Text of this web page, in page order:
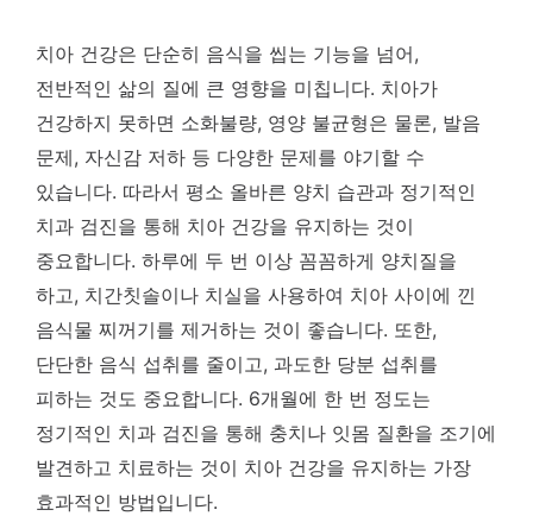
치아 건강은 단순히 음식을 씹는 기능을 넘어,
전반적인 삶의 질에 큰 영향을 미칩니다. 치아가
건강하지 못하면 소화불량, 영양 불균형은 물론, 발음
문제, 자신감 저하 등 다양한 문제를 야기할 수
있습니다. 따라서 평소 올바른 양치 습관과 정기적인
치과 검진을 통해 치아 건강을 유지하는 것이
중요합니다. 하루에 두 번 이상 꼼꼼하게 양치질을
하고, 치간칫솔이나 치실을 사용하여 치아 사이에 낀
음식물 찌꺼기를 제거하는 것이 좋습니다. 또한,
단단한 음식 섭취를 줄이고, 과도한 당분 섭취를
피하는 것도 중요합니다. 6개월에 한 번 정도는
정기적인 치과 검진을 통해 충치나 잇몸 질환을 조기에
발견하고 치료하는 것이 치아 건강을 유지하는 가장
효과적인 방법입니다.